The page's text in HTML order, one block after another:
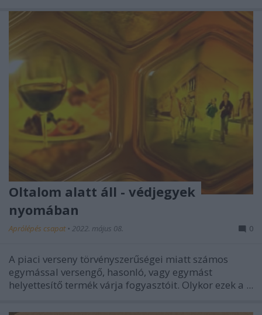
Oltalom alatt áll - védjegyek
nyomában
Aprólépés csapat • 2022. május 08. 0
A piaci verseny törvényszerűségei miatt számos
egymással versengő, hasonló, vagy egymást
helyettesítő termék várja fogyasztóit. Olykor ezek a ...